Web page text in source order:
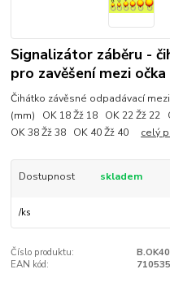
Signalizátor záběru -
pro zavěšení mezi
Čihátko závěsné odpadávací
(mm) OK 18 Žž 18 OK 22 Žž 22
OK 38 Žž 38 OK 40 Žž 40 celý
Dostupnost skladem
/ks
Číslo produktu:
B.OK40
EAN kód: